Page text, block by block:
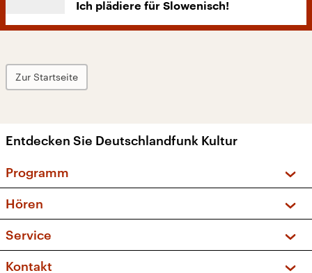
Ich plädiere für Slowenisch!
Zur Startseite
Entdecken Sie Deutschlandfunk Kultur
Programm
Sendungen und Podcasts
Musikliste
Kakadu – Das Kinderprogramm
Hören
Frequenzen (UKW + DAB+)
Service
FAQ
Kontakt